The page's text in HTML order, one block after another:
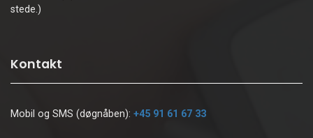
stede.)
Kontakt
Mobil og SMS (døgnåben): +45 91 61 67 33